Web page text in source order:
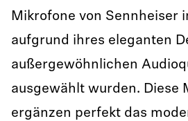
Mikrofone von Sennheiser
aufgrund ihres eleganten
außergewöhnlichen
ausgewählt wurden. Diese
ergänzen perfekt das